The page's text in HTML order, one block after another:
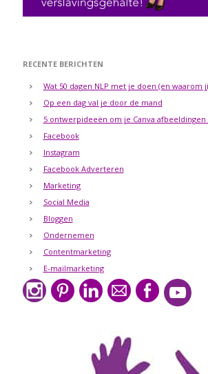
RECENTE BERICHTEN
Wat 50 dagen NLP met je doen (en waarom
Op een dag val je door de mand
5 ontwerpideeën om je Canva
Facebook
Instagram
Facebook Adverteren
Marketing
Social Media
Bloggen
Ondernemen
Contentmarketing
E-mailmarketing